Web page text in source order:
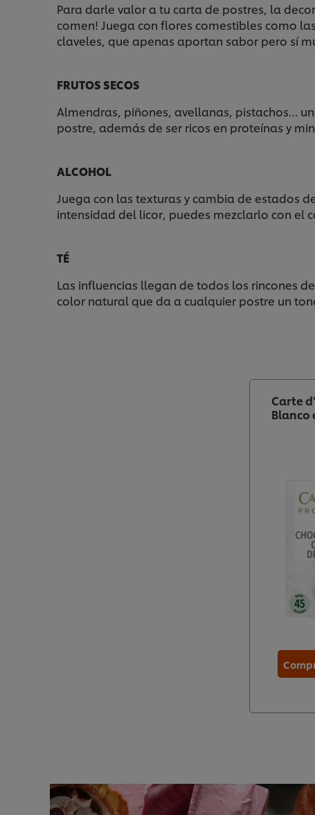
Para darle valor a tu carta de postres, la
comen! Juega con flores comestibles como
claveles, que apenas aportan sabor pero sí
FRUTOS SECOS
Almendras, piñones, avellanas, pistachos…
postre, además de ser ricos en proteínas y
ALCOHOL
Juega con las texturas y cambia de estados
intensidad del licor, puedes mezclarlo con el
TÉ
Las influencias llegan de todos los rincones
color natural que da a cualquier postre un
Carte
Blanco